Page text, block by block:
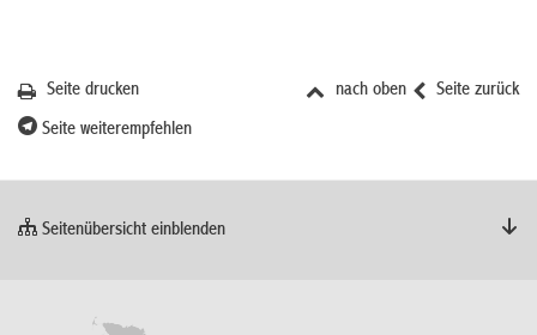
Seite zurück
nach oben
Seite drucken
Seite weiterempfehlen
Seitenübersicht einblenden